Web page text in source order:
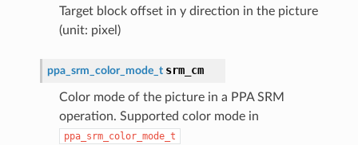
Target block offset in y direction in the picture
(unit: pixel)
ppa_srm_color_mode_t srm_cm
Color mode of the picture in a PPA SRM
operation. Supported color mode in
ppa_srm_color_mode_t